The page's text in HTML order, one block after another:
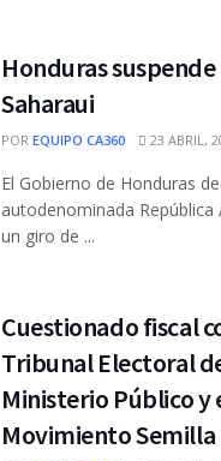
Honduras
Saharaui
POR EQUIPO CA360 23 ABRIL,
El Gobierno de Honduras
autodenominada República
un giro de ...
Cuestionado fiscal
Tribunal Electoral
Ministerio Público y
Movimiento Semilla